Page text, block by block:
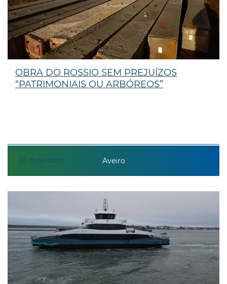
26 dezembro
OBRA DO ROSSIO SEM PREJUÍZOS
“PATRIMONIAIS OU ARBÓREOS”
Aveiro